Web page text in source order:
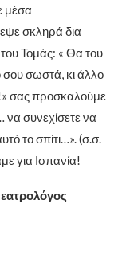
μέσα
σκληρά δια
Τομάς: « Θα του
σου σωστά, κι άλλο
σας προσκαλούμε
να συνεχίσετε να
το σπίτι…». (σ.σ.
για Ισπανία!